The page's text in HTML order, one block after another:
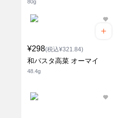
80g
¥298(税込¥321.84)
和パスタ高菜 オーマイ
48.4g